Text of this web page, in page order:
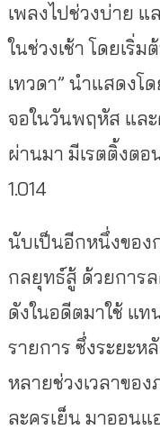
เพลงไปช่วงบ่าย แ
ในช่วงเช้า โดยเริ่
เทวดา” นำแสดงโ
จอในวันพฤหัส แล
ผ่านมา มีเรตติ้งตอ
1.014
นับเป็นอีกหนึ่งขอ
กลยุทธ์สู้ ด้วยการ
ดังในอดีตมาใช้ แ
รายการ ซึ่งระยะห
หลายช่วงเวลาขอ
ละครเย็น มาออน